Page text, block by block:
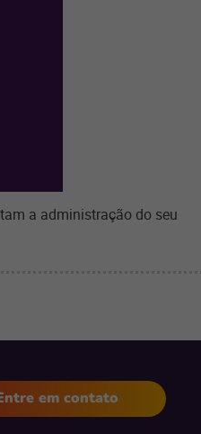
a administração do seu
em contato